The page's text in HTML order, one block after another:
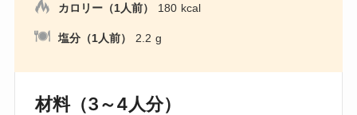
カロリー（1人前） 180 kcal
塩分（1人前） 2.2 g
材料（3～4人分）